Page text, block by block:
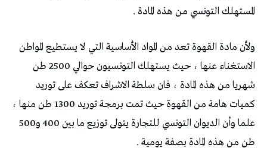
المستهلك التونسي من هذه المادة .
ولأن مادة القهوة تعد من المواد الأساسية التي لا يستطيع المواطن
الاستغناء عنها ، حيث يستهلك التونسيون حوالي 2500 طن
شهريا من هذه المادة ، فان سلطة الاشراف تعكف على توريد
كميات هامة من القهوة حيث تمت برمجة توريد 1300 طن منها ،
علما وأن الديوان التونسي للتجارة يتولى توزيع ما بين 400 و500
طن من هذه المادة بصفة يومية .